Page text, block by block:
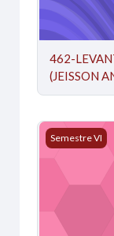
462-
(JEISSON
ANÁLISIS Y
Semestre VI